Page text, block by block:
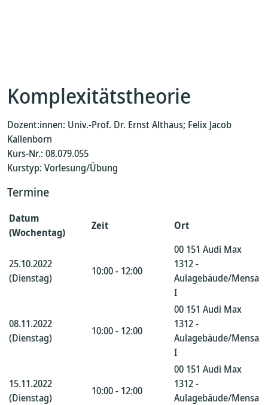
Komplexitätstheorie
Dozent:innen: Univ.-Prof. Dr. Ernst Althaus; Felix Jacob
Kallenborn
Kurs-Nr.: 08.079.055
Kurstyp: Vorlesung/Übung
Termine
Datum
(Wochentag)
Zeit Ort
25.10.2022
(Dienstag)
10:00 - 12:00
00 151 Audi Max
1312 -
Aulagebäude/Mensa
I
08.11.2022
(Dienstag)
10:00 - 12:00
00 151 Audi Max
1312 -
Aulagebäude/Mensa
I
15.11.2022
(Dienstag)
10:00 - 12:00
00 151 Audi Max
1312 -
Aulagebäude/Mensa